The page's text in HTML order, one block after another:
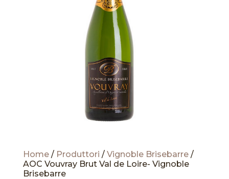
Home/ Produttori / Vignoble Brisebarre/
AOC Vouvray Brut Val de Loire- Vignoble
Brisebarre